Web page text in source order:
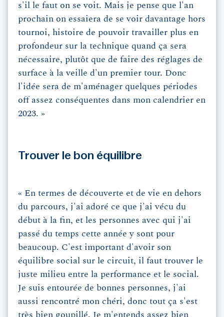
s'il le faut on se voit. Mais je pense que l'an
prochain on essaiera de se voir davantage hors
tournoi, histoire de pouvoir travailler plus en
profondeur sur la technique quand ça sera
nécessaire, plutôt que de faire des réglages de
surface à la veille d'un premier tour. Donc
l'idée sera de m'aménager quelques périodes
off assez conséquentes dans mon calendrier en
2023. »
Trouver le bon équilibre
« En termes de découverte et de vie en dehors
du parcours, j'ai adoré ce que j'ai vécu du
début à la fin, et les personnes avec qui j'ai
passé du temps cette année y sont pour
beaucoup. C'est important d'avoir son
équilibre social sur le circuit, il faut trouver le
juste milieu entre la performance et le social.
Je suis entourée de bonnes personnes, j'ai
aussi rencontré mon chéri, donc tout ça s'est
très bien goupillé. Je m'entends assez bien